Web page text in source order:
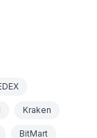
Kraken
BitMart